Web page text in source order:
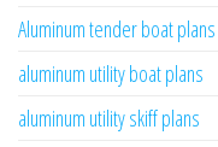
Aluminum tender boat plans
aluminum utility boat plans
aluminum utility skiff plans